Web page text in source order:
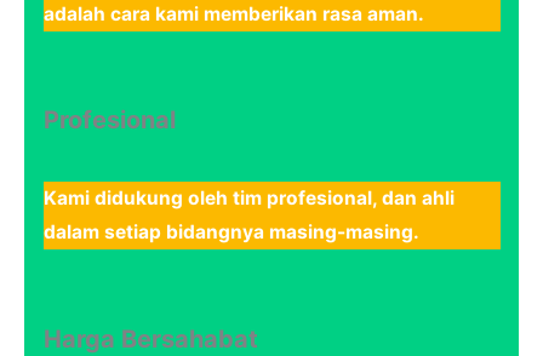
adalah cara kami memberikan rasa aman.
Profesional
Kami didukung oleh tim profesional, dan ahli
dalam setiap bidangnya masing-masing.
Harga Bersahabat